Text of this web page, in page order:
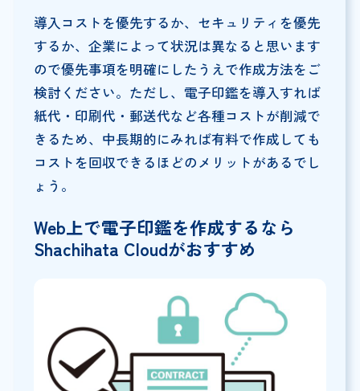
導入コストを優先するか、セキュリティを優先
するか、企業によって状況は異なると思います
ので優先事項を明確にしたうえで作成方法をご
検討ください。ただし、電子印鑑を導入すれば
紙代・印刷代・郵送代など各種コストが削減で
きるため、中長期的にみれば有料で作成しても
コストを回収できるほどのメリットがあるでし
ょう。
Web上で電子印鑑を作成するなら
Shachihata Cloudがおすすめ